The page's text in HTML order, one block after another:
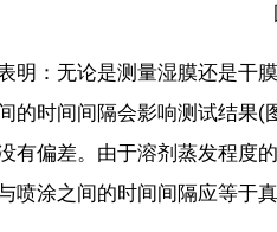
明：无论是测量湿膜还是干
的时间间隔会影响测试结果
有偏差。由于溶剂蒸发程度
喷涂之间的时间间隔应等于